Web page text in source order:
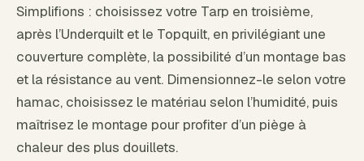
Simplifions : choisissez votre Tarp en troisième,
après l’Underquilt et le Topquilt, en privilégiant une
couverture complète, la possibilité d’un montage bas
et la résistance au vent. Dimensionnez-le selon votre
hamac, choisissez le matériau selon l’humidité, puis
maîtrisez le montage pour profiter d’un piège à
chaleur des plus douillets.